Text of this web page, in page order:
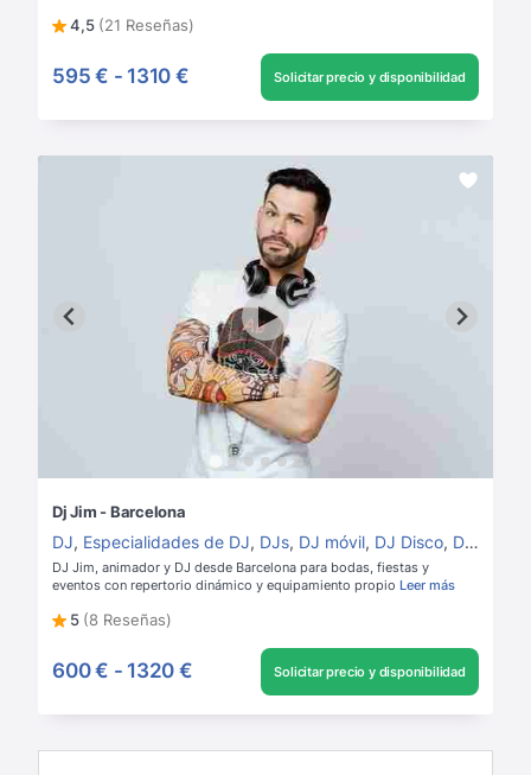
4,5 (21 Reseñas)
595 € - 1310 € Solicitar precio y disponibilidad
Dj Jim - Barcelona
DJ, Especialidades de DJ, DJs, DJ móvil, DJ Disco, DJ House
DJ Jim, animador y DJ desde Barcelona para bodas, fiestas y
eventos con repertorio dinámico y equipamiento propio Leer más
5 (8 Reseñas)
600 € - 1320 € Solicitar precio y disponibilidad